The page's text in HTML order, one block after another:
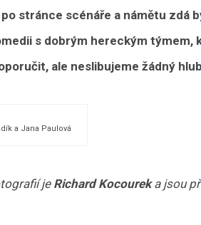
stránce scénáře a námětu zdá
s dobrým hereckým týmem,
ale neslibujeme žádný
a Jana Paulová
je Richard Kocoureka jsou